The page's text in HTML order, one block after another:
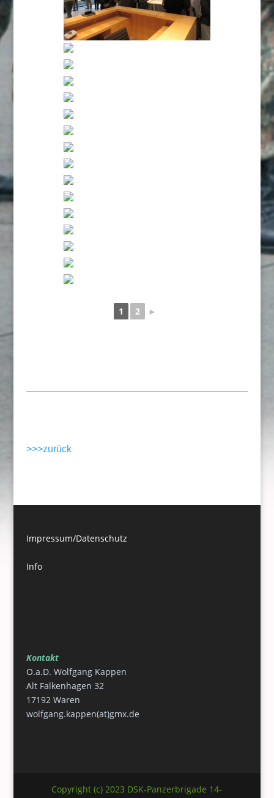
1 2 ►
>>>zurück
Impressum/Datenschutz
Info
Kontakt
O.a.D. Wolfgang Kappen
Alt Falkenhagen 32
17192 Waren
wolfgang.kappen(at)gmx.de
Copyright (c) 2023 DSK-Panzerbrigade 14-